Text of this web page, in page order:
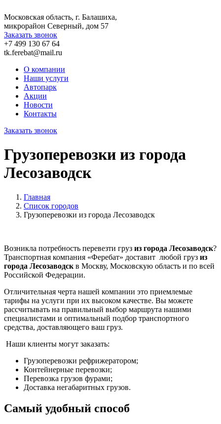
Московская область, г. Балашиха,
микрорайон Северный, дом 57
Заказать звонок
+7 499 130 67 64
tk.ferebat@mail.ru
О компании
Наши услуги
Автопарк
Акции
Новости
Контакты
Заказать звонок
Грузоперевозки из города
Лесозаводск
Главная
Список городов
Грузоперевозки из города Лесозаводск
Возникла потребность перевезти груз из города Лесозаводск?
Транспортная компания «Феребат» доставит любой груз из
города Лесозаводск в Москву, Московскую область и по всей
Российской Федерации.
Отличительная черта нашей компании это приемлемые
тарифы на услуги при их высоком качестве. Вы можете
рассчитывать на правильный выбор маршрута нашими
специалистами и оптимальный подбор транспортного
средства, доставляющего ваш груз.
Наши клиенты могут заказать:
Грузоперевозки рефрижератором;
Контейнерные перевозки;
Перевозка грузов фурами;
Доставка негабаритных грузов.
Самый удобный способ